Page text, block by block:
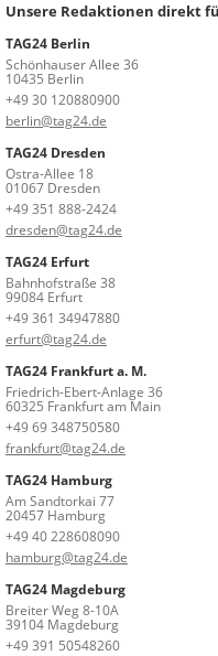
Unsere Redaktionen direkt
TAG24 Berlin
Schönhauser Allee 36
10435 Berlin
+49 30 120880900
berlin@tag24.de
TAG24 Dresden
Ostra-Allee 18
01067 Dresden
+49 351 888-2424
dresden@tag24.de
TAG24 Erfurt
Bahnhofstraße 38
99084 Erfurt
+49 361 34947880
erfurt@tag24.de
TAG24 Frankfurt a. M.
Friedrich-Ebert-Anlage 36
60325 Frankfurt am Main
+49 69 348750580
frankfurt@tag24.de
TAG24 Hamburg
Am Sandtorkai 77
20457 Hamburg
+49 40 228608090
hamburg@tag24.de
TAG24 Magdeburg
Breiter Weg 8-10A
39104 Magdeburg
+49 391 50548260